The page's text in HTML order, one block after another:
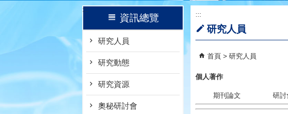
:::
資訊總覽
研究人員
研究動態
研究資源
奧秘研討會
:::
研究人員
首頁 研究人員
個人著作
期刊論文 研討